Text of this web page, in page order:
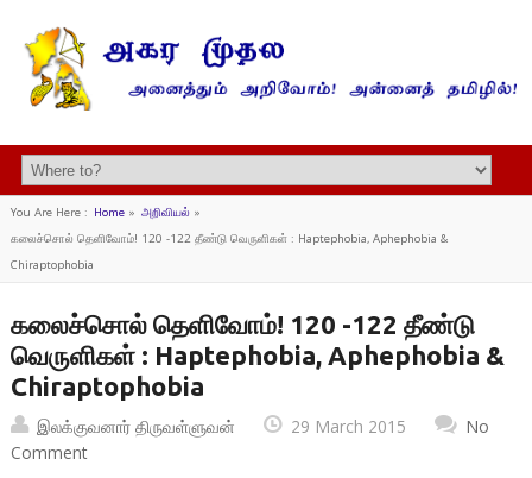
You Are Here : Home» அறிவியல்»
கலைச்சொல் தெளிவோம்! 120 -122 தீண்டு வெருளிகள் : Haptephobia, Aphephobia &
Chiraptophobia
கலைச்சொல் தெளிவோம்! 120 -122 தீண்டு
வெருளிகள் : Haptephobia, Aphephobia &
Chiraptophobia
இலக்குவனார் திருவள்ளுவன் 29 March 2015
No
Comment